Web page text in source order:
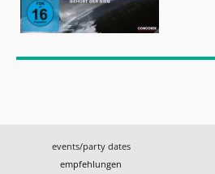
events/party dates
empfehlungen